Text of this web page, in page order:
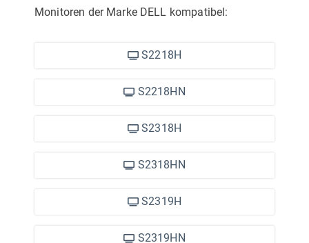
Monitoren der Marke DELL kompatibel:
S2218H
S2218HN
S2318H
S2318HN
S2319H
S2319HN